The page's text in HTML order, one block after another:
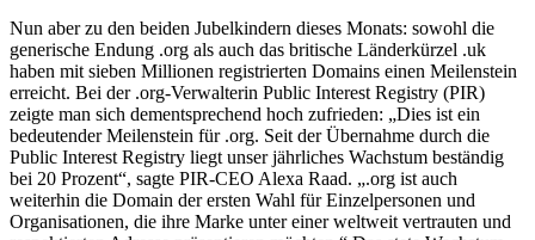
Nun aber zu den beiden Jubelkindern dieses Monats: sowohl die
generische Endung .org als auch das britische Länderkürzel .uk
haben mit sieben Millionen registrierten Domains einen Meilenstein
erreicht. Bei der .org-Verwalterin Public Interest Registry (PIR)
zeigte man sich dementsprechend hoch zufrieden: „Dies ist ein
bedeutender Meilenstein für .org. Seit der Übernahme durch die
Public Interest Registry liegt unser jährliches Wachstum beständig
bei 20 Prozent“, sagte PIR-CEO Alexa Raad. „.org ist auch
weiterhin die Domain der ersten Wahl für Einzelpersonen und
Organisationen, die ihre Marke unter einer weltweit vertrauten und